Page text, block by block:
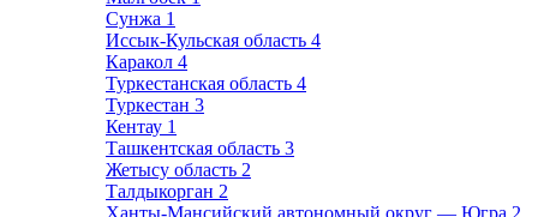
Сунжа 1
Иссык-Кульская область 4
Каракол 4
Туркестанская область 4
Туркестан 3
Кентау 1
Ташкентская область 3
Жетысу область 2
Талдыкорган 2
Ханты-Мансийский автономный округ — Югра 2